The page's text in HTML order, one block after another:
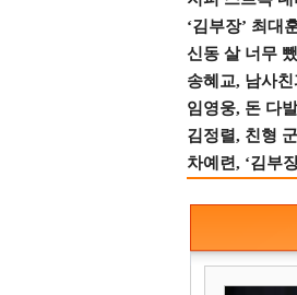
‘김부장’ 최대
신동 살 너무
송혜교, 남사
임영웅, 돈 다
김정렬, 친형
차예련, ‘김부